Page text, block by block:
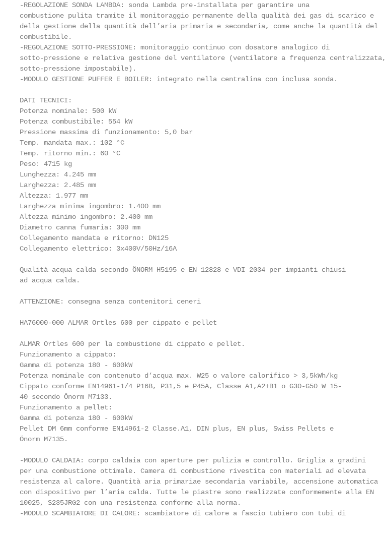
-REGOLAZIONE SONDA LAMBDA: sonda Lambda pre-installata per garantire una
combustione pulita tramite il monitoraggio permanente della qualità dei gas di scarico e
della gestione della quantità dell’aria primaria e secondaria, come anche la quantità del
combustibile.
-REGOLAZIONE SOTTO-PRESSIONE: monitoraggio continuo con dosatore analogico di
sotto-pressione e relativa gestione del ventilatore (ventilatore a frequenza centralizzata,
sotto-pressione impostabile).
-MODULO GESTIONE PUFFER E BOILER: integrato nella centralina con inclusa sonda.
DATI TECNICI:
Potenza nominale: 500 kW
Potenza combustibile: 554 kW
Pressione massima di funzionamento: 5,0 bar
Temp. mandata max.: 102 °C
Temp. ritorno min.: 60 °C
Peso: 4715 kg
Lunghezza: 4.245 mm
Larghezza: 2.485 mm
Altezza: 1.977 mm
Larghezza minima ingombro: 1.400 mm
Altezza minimo ingombro: 2.400 mm
Diametro canna fumaria: 300 mm
Collegamento mandata e ritorno: DN125
Collegamento elettrico: 3x400V/50Hz/16A
Qualità acqua calda secondo ÖNORM H5195 e EN 12828 e VDI 2034 per impianti chiusi
ad acqua calda.
ATTENZIONE: consegna senza contenitori ceneri
HA76000-000 ALMAR Ortles 600 per cippato e pellet
ALMAR Ortles 600 per la combustione di cippato e pellet.
Funzionamento a cippato:
Gamma di potenza 180 - 600kW
Potenza nominale con contenuto d’acqua max. W25 o valore calorifico > 3,5kWh/kg
Cippato conforme EN14961-1/4 P16B, P31,5 e P45A, Classe A1,A2+B1 o G30-G50 W 15-
40 secondo Önorm M7133.
Funzionamento a pellet:
Gamma di potenza 180 - 600kW
Pellet DM 6mm conforme EN14961-2 Classe.A1, DIN plus, EN plus, Swiss Pellets e
Önorm M7135.
-MODULO CALDAIA: corpo caldaia con aperture per pulizia e controllo. Griglia a gradini
per una combustione ottimale. Camera di combustione rivestita con materiali ad elevata
resistenza al calore. Quantità aria primariae secondaria variabile, accensione automatica
con dispositivo per l’aria calda. Tutte le piastre sono realizzate conformemente alla EN
10025, S235JRG2 con una resistenza conforme alla norma.
-MODULO SCAMBIATORE DI CALORE: scambiatore di calore a fascio tubiero con tubi di